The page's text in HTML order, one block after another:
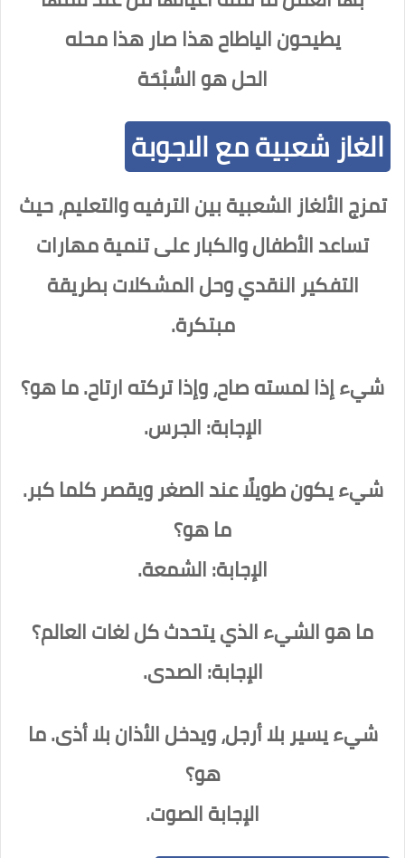
يطيحون الياطاح هذا صار هذا محله
الحل هو السُّبْحَة
الغاز شعبية مع الاجوبة
تمزج الألغاز الشعبية بين الترفيه والتعليم، حيث
تساعد الأطفال والكبار على تنمية مهارات
التفكير النقدي وحل المشكلات بطريقة
مبتكرة.
شيء إذا لمسته صاح، وإذا تركته ارتاح. ما هو؟
الإجابة: الجرس.
شيء يكون طويلًا عند الصغر ويقصر كلما كبر.
ما هو؟
الإجابة: الشمعة.
ما هو الشيء الذي يتحدث كل لغات العالم؟
الإجابة: الصدى.
شيء يسير بلا أرجل، ويدخل الأذان بلا أذى. ما
هو؟
الإجابة الصوت.